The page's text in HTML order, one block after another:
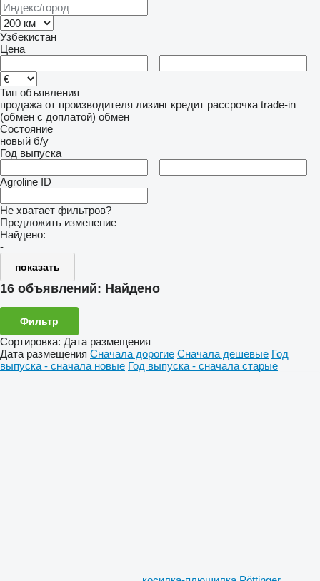
Узбекистан
Цена
–
Тип объявления
продажа от производителя лизинг кредит рассрочка trade-in
(обмен с доплатой) обмен
Состояние
новый б/у
Год выпуска
–
Agroline ID
Не хватает фильтров?
Предложить изменение
Найдено:
-
показать
16 объявлений: Найдено
Фильтр
Сортировка: Дата размещения
Дата размещения Сначала дорогие Сначала дешевые Год
выпуска - сначала новые Год выпуска - сначала старые